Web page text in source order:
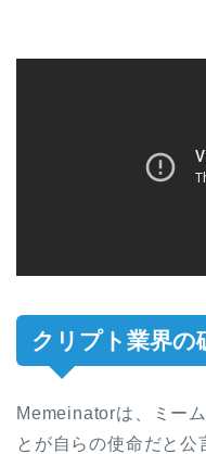
クリプト業界の
Memeinatorは、ミー
とが自らの使命だと